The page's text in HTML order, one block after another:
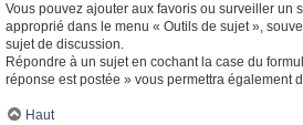
Vous pouvez ajouter aux favoris ou surveiller un
approprié dans le menu « Outils de sujet »,
sujet de discussion.
Répondre à un sujet en cochant la case du
réponse est postée » vous permettra également
Haut